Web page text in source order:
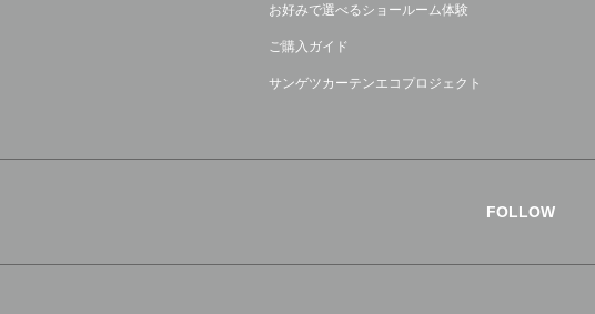
お好みで選べるショールーム体験
ご購入ガイド
サンゲツカーテンエコプロジェクト
FOLLOW